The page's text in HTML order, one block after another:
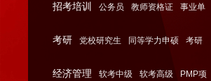
员招考培训 公务员 教师资格证 事业单
位考研 党校研究生 同等学力申硕 考研
经济管理 软考中级 软考高级 PMP项